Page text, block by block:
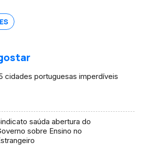
cidades portuguesas imperdíveis
saúda abertura do
sobre Ensino no